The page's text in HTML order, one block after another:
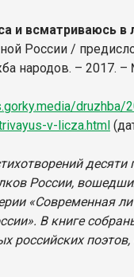
и всматриваюсь в
России /
народов. – 2017. –
druzhba/
v-licza.html
десяти
России,
«Современная
В книге
российских